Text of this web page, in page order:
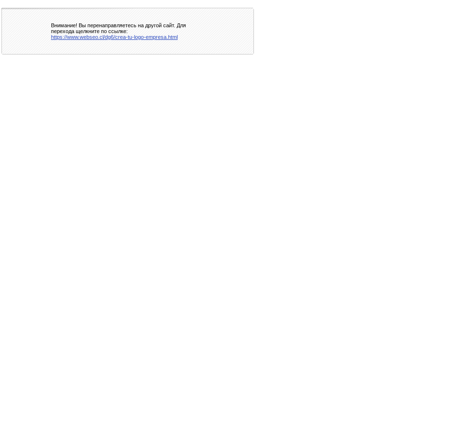
Внимание! Вы перенаправляетесь на другой сайт. Для
перехода щелкните по ссылке:
https://www.webseo.cl/dg6/crea-tu-logo-empresa.html